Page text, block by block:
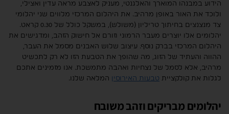
הידוע במבנהו המוארך והאלגנטי, מעניק לאצבע מראה עדין ואצילי,
ולוכד את האור באופן מרהיב. את היהלום המרכזי מלווים שני יהלומי
צד מנצנצים בחיתוך טריליון (משולש), במשקל כולל של 0.30 קראט.
יהלומים אלו יוצרים מעבר הרמוני וזורם אל חישוק הזהב, ומדגישים את
היהלום המרכזי בברק נוסף. עיצוב שלוש האבנים מסמל את העבר,
ההווה והעתיד של הזוג, מה שהופך את הטבעת הזו לא רק לתכשיט
מרהיב, אלא לסמל של נצחיות ואהבה מתמשכת. אנו מזמינים אתכם
לגלות את קולקציית טבעות האירוסין המלאה שלנו.
יהלומים מבריקים וזהב משובח